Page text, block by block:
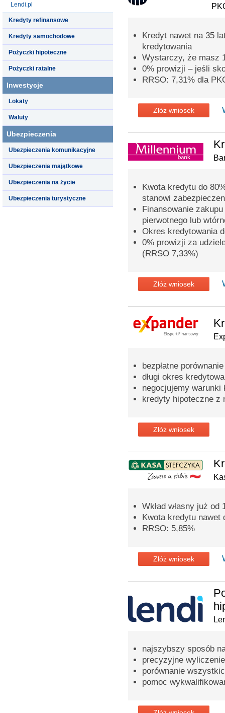
Lendi.pl
Kredyty refinansowe
Kredyty samochodowe
Pożyczki hipoteczne
Pożyczki ratalne
Inwestycje
Lokaty
Waluty
Ubezpieczenia
Ubezpieczenia komunikacyjne
Ubezpieczenia majątkowe
Ubezpieczenia na życie
Ubezpieczenia turystyczne
Kredyt nawet na 35
kredytowania
Wystarczy, że masz
0% prowizji – jeśli
RRSO: 7,31% dla
Złóż wniosek
Kwota kredytu do
stanowi
Finansowanie
pierwotnego lub
Okres kredytowania
0% prowizji za
(RRSO 7,33%)
Złóż wniosek
bezpłatne
długi okres
negocjujemy warunki
kredyty hipoteczne z
Złóż wniosek
Wkład własny już od
Kwota kredytu nawet
RRSO: 5,85%
Złóż wniosek
najszybszy sposób
precyzyjne
porównanie
pomoc